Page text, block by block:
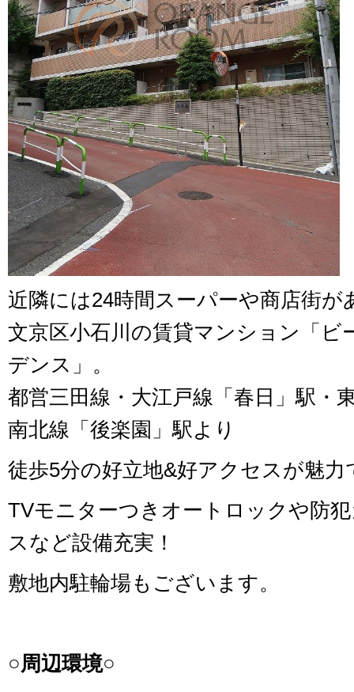
近隣には24時間スーパーや商店街が
文京区小石川の賃貸マンション「ビ
デンス」。
都営三田線・大江戸線「春日」駅・
南北線「後楽園」駅より
徒歩5分の好立地&好アクセスが魅力
TVモニターつきオートロックや防
スなど設備充実！
敷地内駐輪場もございます。
○周辺環境○